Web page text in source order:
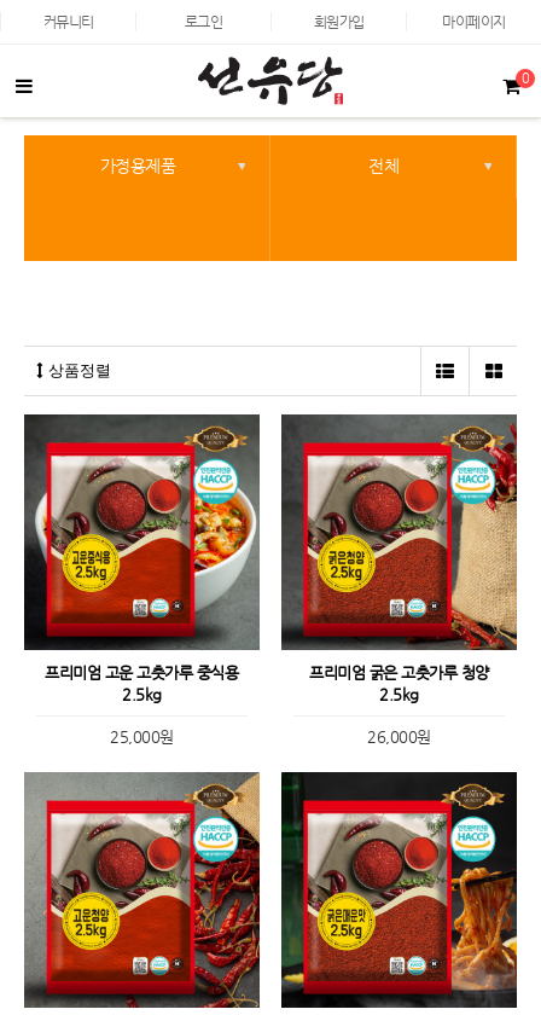
커뮤니티 로그인 회원가입 마이페이지
0
가정용제품 전체
상품정렬
프리미엄 고운 고춧가루 중식용
2.5kg
25,000원
프리미엄 굵은 고춧가루 청양
2.5kg
26,000원